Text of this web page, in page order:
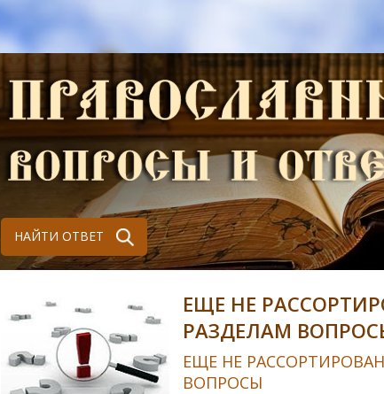
НАЙТИ ОТВЕТ
ЕЩЕ НЕ
РАЗДЕЛАМ
ЕЩЕ НЕ
ВОПРОСЫ